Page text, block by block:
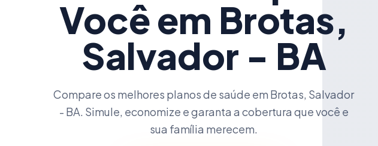
Vocêem Brotas,
Salvador - BA
Compare os melhores planos de saúde em Brotas, Salvador
- BA. Simule, economize e garanta a cobertura que você e
sua família merecem.